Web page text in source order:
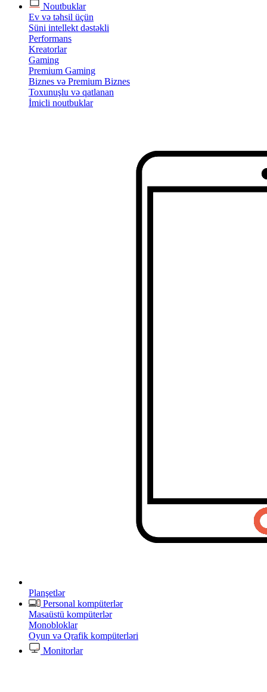
Noutbuklar
Ev və təhsil üçün
Süni intellekt dəstəkli
Performans
Kreatorlar
Gaming
Premium Gaming
Biznes və Premium Biznes
Toxunuşlu və qatlanan
İmicli noutbuklar
Planşetlər
Personal kompüterlər
Masaüstü kompüterlər
Monobloklar
Oyun və Qrafik kompüterləri
Monitorlar